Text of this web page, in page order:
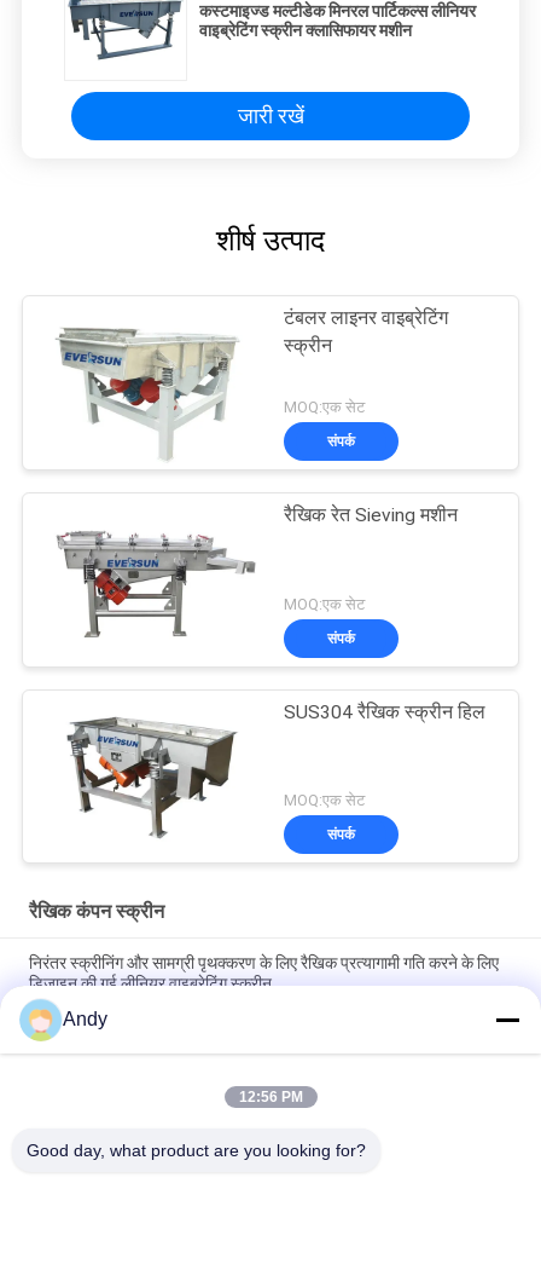
कस्टमाइज्ड मल्टीडेक मिनरल पार्टिकल्स लीनियर
वाइब्रेटिंग स्क्रीन क्लासिफायर मशीन
जारी रखें
शीर्ष उत्पाद
टंबलर लाइनर वाइब्रेटिंग
स्क्रीन
MOQ:एक सेट
संपर्क
रैखिक रेत Sieving मशीन
MOQ:एक सेट
संपर्क
SUS304 रैखिक स्क्रीन हिल
MOQ:एक सेट
संपर्क
रैखिक कंपन स्क्रीन
निरंतर स्क्रीनिंग और सामग्री पृथक्करण के लिए रैखिक प्रत्यागामी गति करने के लिए
डिज़ाइन की गई लीनियर वाइब्रेटिंग स्क्रीन
रैखिक कंपन स्क्रीन स्थिर और संचालन प्रदर्शन के साथ निरंतर स्क्रीनिंग और
सामग्री स्तरीकरण प्रदान करता है
खाद्य रसायन और निर्माण सामग्री में अनुप्रयोगों के लिए स्क्रीनिंग और सामग्री
Andy
12:56 PM
Good day, what product are you looking for?